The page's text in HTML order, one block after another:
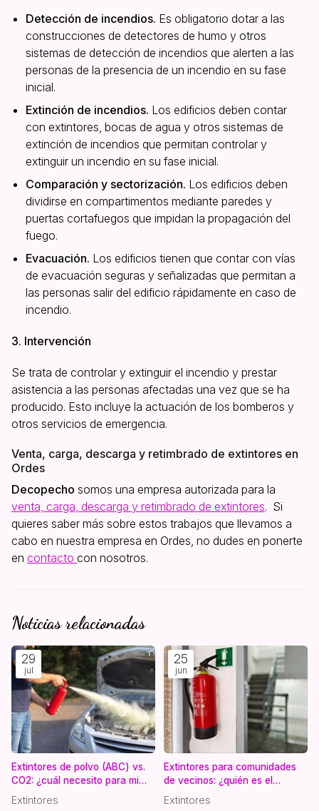
Detección de incendios. Es obligatorio dotar a las
construcciones de detectores de humo y otros
sistemas de detección de incendios que alerten a las
personas de la presencia de un incendio en su fase
inicial.
Extinción de incendios. Los edificios deben contar
con extintores, bocas de agua y otros sistemas de
extinción de incendios que permitan controlar y
extinguir un incendio en su fase inicial.
Comparación y sectorización. Los edificios deben
dividirse en compartimentos mediante paredes y
puertas cortafuegos que impidan la propagación del
fuego.
Evacuación. Los edificios tienen que contar con vías
de evacuación seguras y señalizadas que permitan a
las personas salir del edificio rápidamente en caso de
incendio.
3. Intervención
Se trata de controlar y extinguir el incendio y prestar
asistencia a las personas afectadas una vez que se ha
producido. Esto incluye la actuación de los bomberos y
otros servicios de emergencia.
Venta, carga, descarga y retimbrado de extintores en
Ordes
Decopecho somos una empresa autorizada para la
venta, carga, descarga y retimbrado de extintores. Si
quieres saber más sobre estos trabajos que llevamos a
cabo en nuestra empresa en Ordes, no dudes en ponerte
en contacto con nosotros.
Noticias relacionadas
29
jul
Extintores de polvo (ABC) vs.
CO2: ¿cuál necesito para mi
local comercial?
Extintores
25
jun
Extintores para comunidades
de vecinos: ¿quién es el
responsable de la revisión?
Extintores